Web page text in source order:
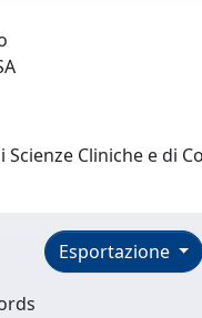
Cliniche e di
Esportazione